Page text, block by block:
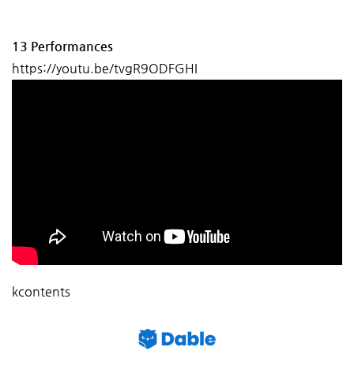
13 Performances
https://youtu.be/tvgR9ODFGHI
kcontents